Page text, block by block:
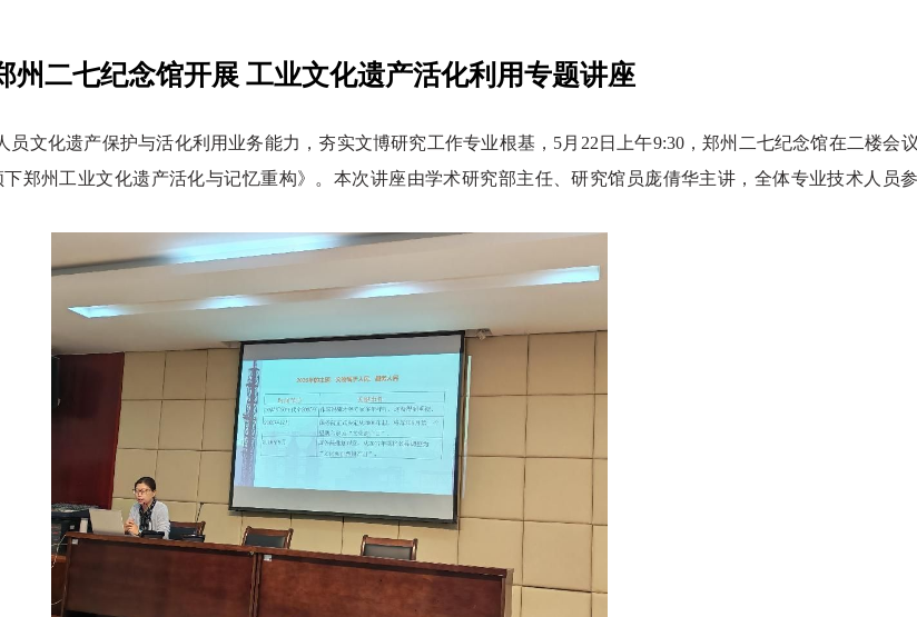
州二七纪念馆开展 工业文化遗产活化利用专题讲座
文化遗产保护与活化利用业务能力，夯实文博研究工作专业根基， 5月22日上午9:30，郑州二七纪念馆在二楼会
郑州工业文化遗产活化与记忆重构》。本次讲座由学术研究部主任、研究馆员庞倩华主讲，全体专业技术人员